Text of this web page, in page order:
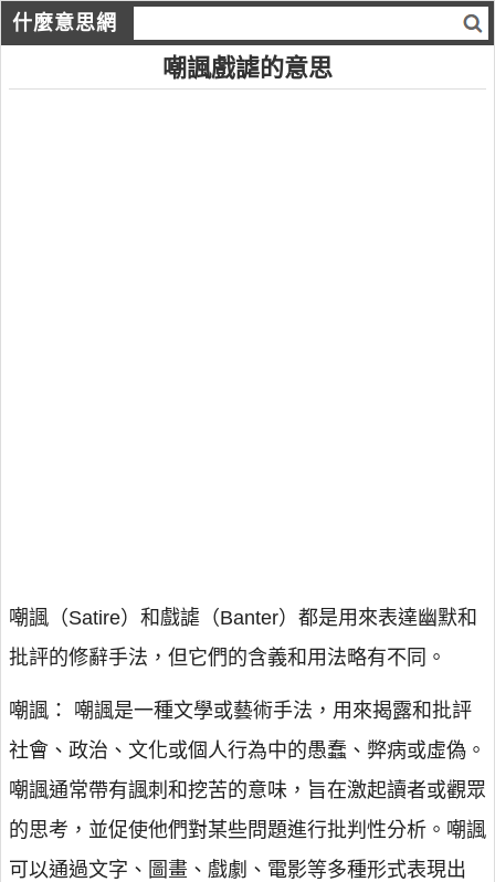
什麼意思網
嘲諷戲謔的意思
嘲諷（Satire）和戲謔（Banter）都是用來表達幽默和
批評的修辭手法，但它們的含義和用法略有不同。
嘲諷： 嘲諷是一種文學或藝術手法，用來揭露和批評
社會、政治、文化或個人行為中的愚蠢、弊病或虛偽。
嘲諷通常帶有諷刺和挖苦的意味，旨在激起讀者或觀眾
的思考，並促使他們對某些問題進行批判性分析。嘲諷
可以通過文字、圖畫、戲劇、電影等多種形式表現出